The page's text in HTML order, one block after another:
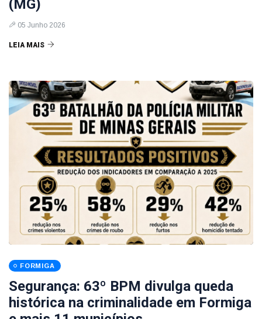
(MG)
05 Junho 2026
LEIA MAIS
FORMIGA
Segurança: 63º BPM divulga queda
histórica na criminalidade em Formiga